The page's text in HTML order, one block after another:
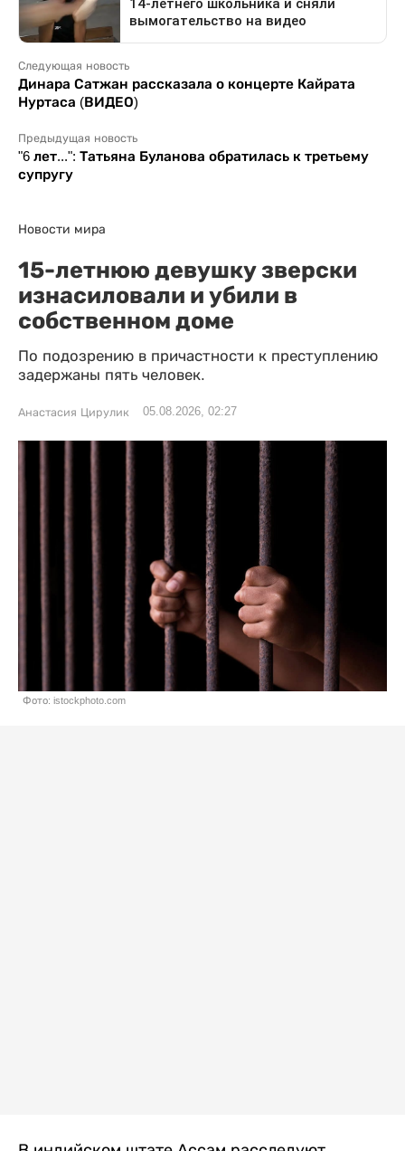
Следующая новость
Динара Сатжан рассказала о концерте Кайрата
Нуртаса (ВИДЕО)
Предыдущая новость
"6 лет...": Татьяна Буланова обратилась к третьему
супругу
Новости мира
15-летнюю девушку зверски
изнасиловали и убили в
собственном доме
По подозрению в причастности к преступлению
задержаны пять человек.
Анастасия Цирулик 05.08.2026, 02:27
Фото: istockphoto.com